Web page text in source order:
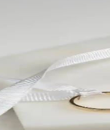
Trendler: Estetik ve
ve anlam dolu
ve Nişan Tepsisi Şık
nişan törenleri için şık ve
ve Hangi
seti detaylı şekilde